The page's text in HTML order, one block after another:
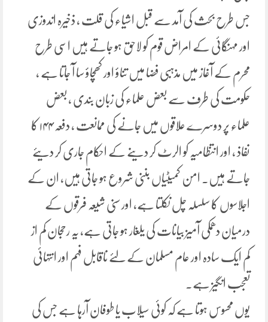
جس طرح بحث کی آمد سے قبل اشیاء کی قلت ، ذخیرہ اندوزی
اور مہنگائی کے امراض قوم کو لاحق ہو جاتے ہیں اسی طرح
محرم کے آغاز میں مذہبی فضا میں تناؤ اور کھچاؤ سا آ جاتا ہے ،
حکومت کی طرف سے بعض علماء کی زبان بندی ، بعض
علماء پر دوسرے علاقوں میں جانے کی ممانعت ، دفعہ ۱۴۴ کا
نفاذ ، اور انتظامیہ کو الرٹ کر دینے کے احکام جاری کر دیئے
جاتے ہیں۔ امن کمیٹیاں بننی شروع ہو جاتی ہیں، ان کے
اجلاسوں کا سلسلہ چل نکلتا ہے، اور سنی شیعہ فرقوں کے
درمیان دھمکی آمیز بیانات کی یلغار ہو جاتی ہے، یہ رحجان کم از
کم ایک سادہ اور عام مسلمان کے لئے ناقابل فہم اور انتہائی
تعجب انگیز ہے۔
یوں محسوس ہوتا ہے کہ کوئی سیلاب یا طوفان آرہا ہے جس کی